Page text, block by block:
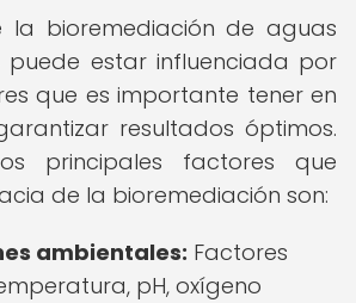
la bioremediación de aguas
estar influenciada por
que es importante tener en
resultados óptimos.
principales factores que
de la bioremediación son:
ambientales: Factores
pH, oxígeno